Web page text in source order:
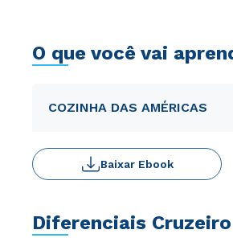
O que você vai
COZINHA DAS AMÉRICAS
Baixar Ebook
Diferenciais